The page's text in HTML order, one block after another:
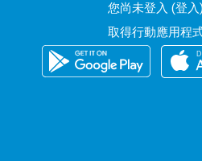
您尚未登入 (登入)
取得行動應用程